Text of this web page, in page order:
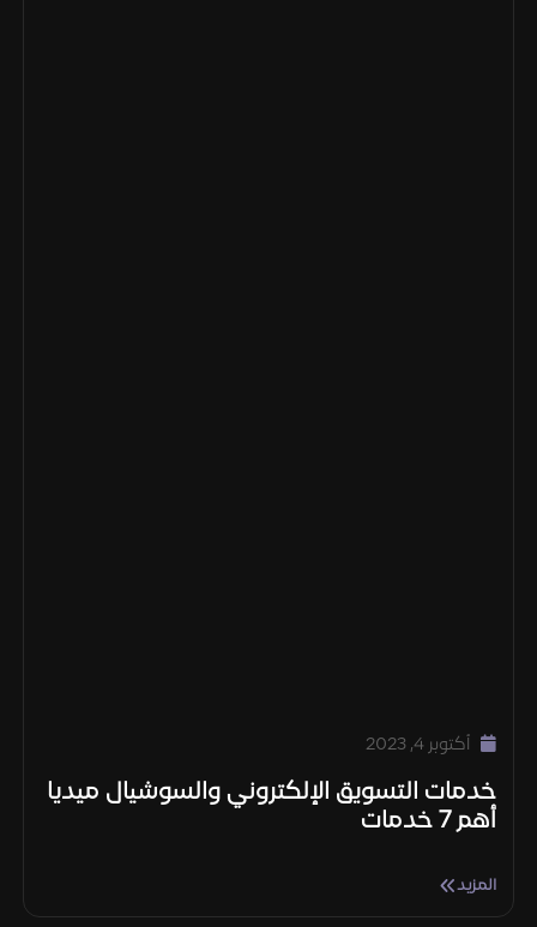
أكتوبر 4, 2023
خدمات التسويق الإلكتروني والسوشيال ميديا
أهم 7 خدمات
المزيد